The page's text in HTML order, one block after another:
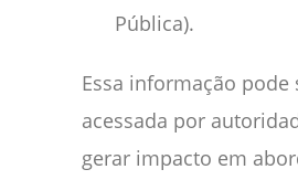
Pública).
Essa informação pode
acessada por
gerar impacto em